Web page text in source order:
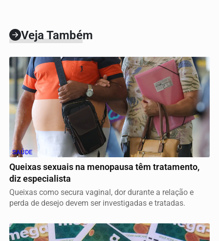
Veja Também
SAÚDE
Queixas sexuais na menopausa têm tratamento,
diz especialista
Queixas como secura vaginal, dor durante a relação e
perda de desejo devem ser investigadas e tratadas.